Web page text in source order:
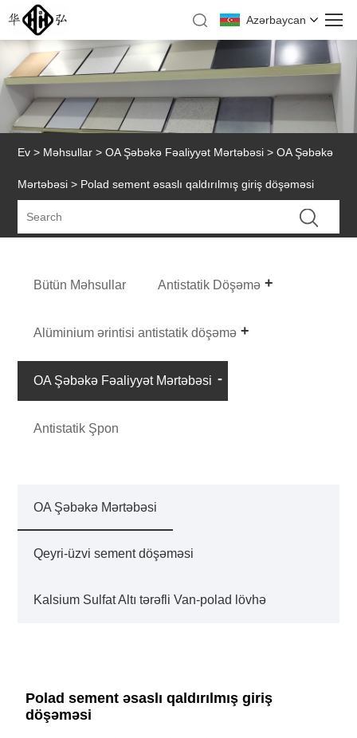
Azərbaycan
Ev > Məhsullar >OA Şəbəkə Fəaliyyət Mərtəbəsi >OA Şəbəkə
Mərtəbəsi > Polad sement əsaslı qaldırılmış giriş döşəməsi
Bütün Məhsullar Antistatik Döşəmə
Alüminium ərintisi antistatik döşəmə
OA Şəbəkə Fəaliyyət Mərtəbəsi
Antistatik Şpon
OA Şəbəkə Mərtəbəsi
Qeyri-üzvi sement döşəməsi
Kalsium Sulfat Altı tərəfli Van-polad lövhə
Polad sement əsaslı qaldırılmış giriş
döşəməsi